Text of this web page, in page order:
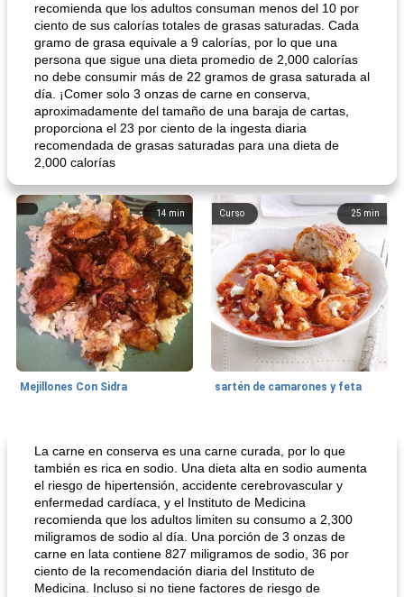
recomienda que los adultos consuman menos del 10 por
ciento de sus calorías totales de grasas saturadas. Cada
gramo de grasa equivale a 9 calorías, por lo que una
persona que sigue una dieta promedio de 2,000 calorías
no debe consumir más de 22 gramos de grasa saturada al
día. ¡Comer solo 3 onzas de carne en conserva,
aproximadamente del tamaño de una baraja de cartas,
proporciona el 23 por ciento de la ingesta diaria
recomendada de grasas saturadas para una dieta de
2,000 calorías
14 min
Mejillones Con Sidra
25 min
Curso
sartén de camarones y feta
La carne en conserva es una carne curada, por lo que
también es rica en sodio. Una dieta alta en sodio aumenta
el riesgo de hipertensión, accidente cerebrovascular y
enfermedad cardíaca, y el Instituto de Medicina
recomienda que los adultos limiten su consumo a 2,300
miligramos de sodio al día. Una porción de 3 onzas de
carne en lata contiene 827 miligramos de sodio, 36 por
ciento de la recomendación diaria del Instituto de
Medicina. Incluso si no tiene factores de riesgo de